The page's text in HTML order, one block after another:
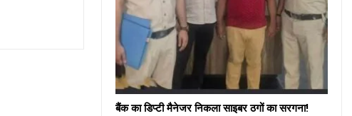
बैंक का डिप्टी मैनेजर निकला साइबर ठगों का सरगना!